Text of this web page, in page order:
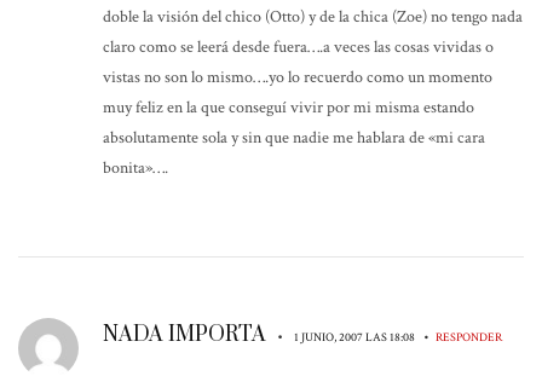
doble la visión del chico (Otto) y de la chica (Zoe) no tengo nada
claro como se leerá desde fuera….a veces las cosas vividas o
vistas no son lo mismo….yo lo recuerdo como un momento
muy feliz en la que conseguí vivir por mi misma estando
absolutamente sola y sin que nadie me hablara de «mi cara
bonita»….
NADA IMPORTA • 1 JUNIO, 2007 LAS 18:08 • RESPONDER